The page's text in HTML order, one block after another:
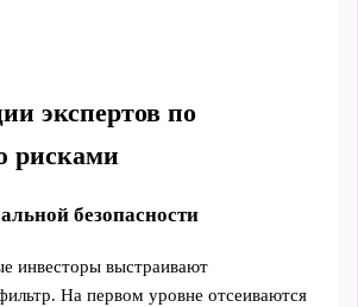
экспертов по
рисками
безопасности
инвесторы выстраивают
На первом уровне отсеиваются